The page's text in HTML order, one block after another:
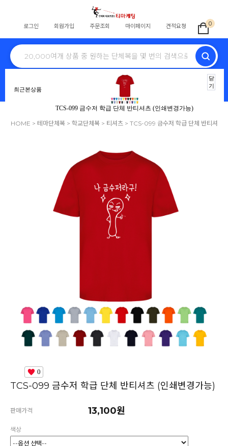
최근본상품
TCS-099 금수저 학급 단체 반티셔츠 (인쇄변경가능)
닫
기
로그인 회원가입 주문조회 마이페이지 견적요청 0
회사단체 식당
병원
HOME > 테마단체복 > 학교단체복 > 티셔츠 > TCS-099 금수저 학급 단체 반티셔
0
TCS-099 금수저 학급 단체 반티셔츠 (인쇄변경가능)
판매가격 13,100원
색상